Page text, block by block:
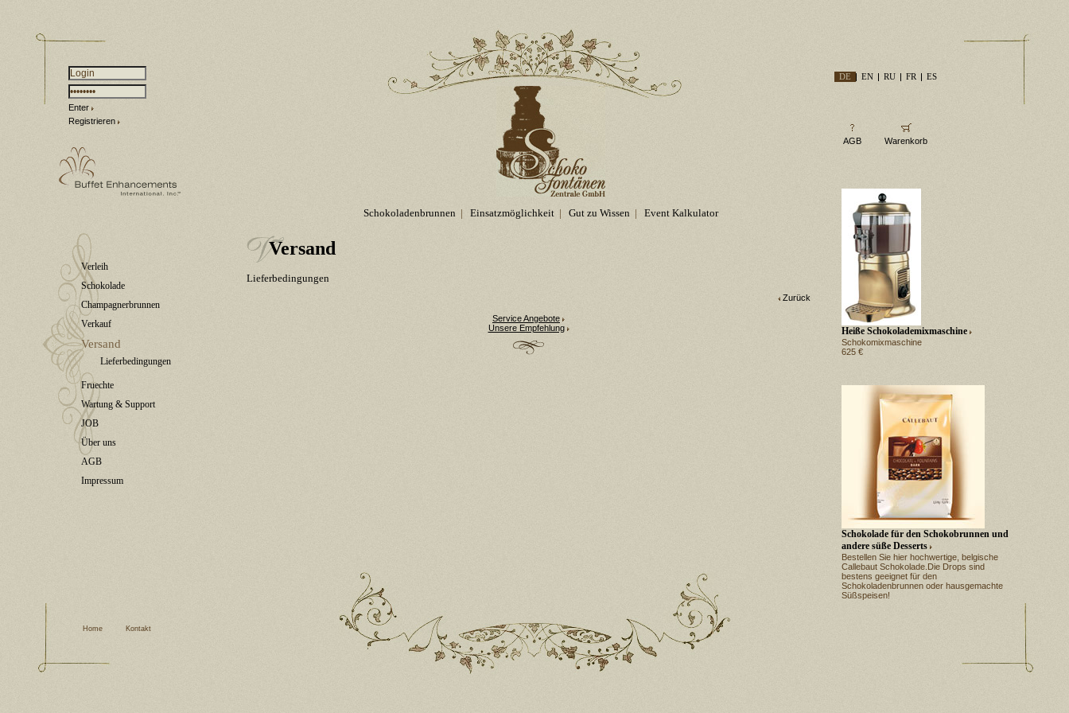
Enter
Registrieren
Verleih
Schokolade
Champagnerbrunnen
Verkauf
Versand
Lieferbedingungen
Fruechte
Wartung & Support
JOB
Über uns
AGB
Impressum
Schokoladenbrunnen | Einsatzmöglichkeit| Gut zu Wissen| Event Kalkulator
Versand
Lieferbedingungen
Zurück
Service Angebote
Unsere Empfehlung
DE EN RU FR ES
AGB Warenkorb
Heiße Schokolademixmaschine
Schokomixmaschine
625 €
Schokolade für den Schokobrunnen und
andere süße Desserts
Bestellen Sie hier hochwertige, belgische
Callebaut Schokolade.Die Drops sind
bestens geeignet für den
Schokoladenbrunnen oder hausgemachte
Süßspeisen!
Home Kontakt